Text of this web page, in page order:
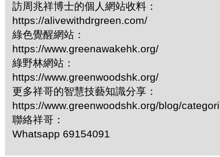
訪周兆祥博士的個人網站收料：
https://alivewithdrgreen.com/
綠色覺醒網站：
https://www.greenawakehk.org/
綠野林網站：
https://www.greenwoodshk.org/
更多祥哥的智慧技藝知識分享：
https://www.greenwoodshk.org/blog/
聯絡祥哥：
Whatsapp 69154091